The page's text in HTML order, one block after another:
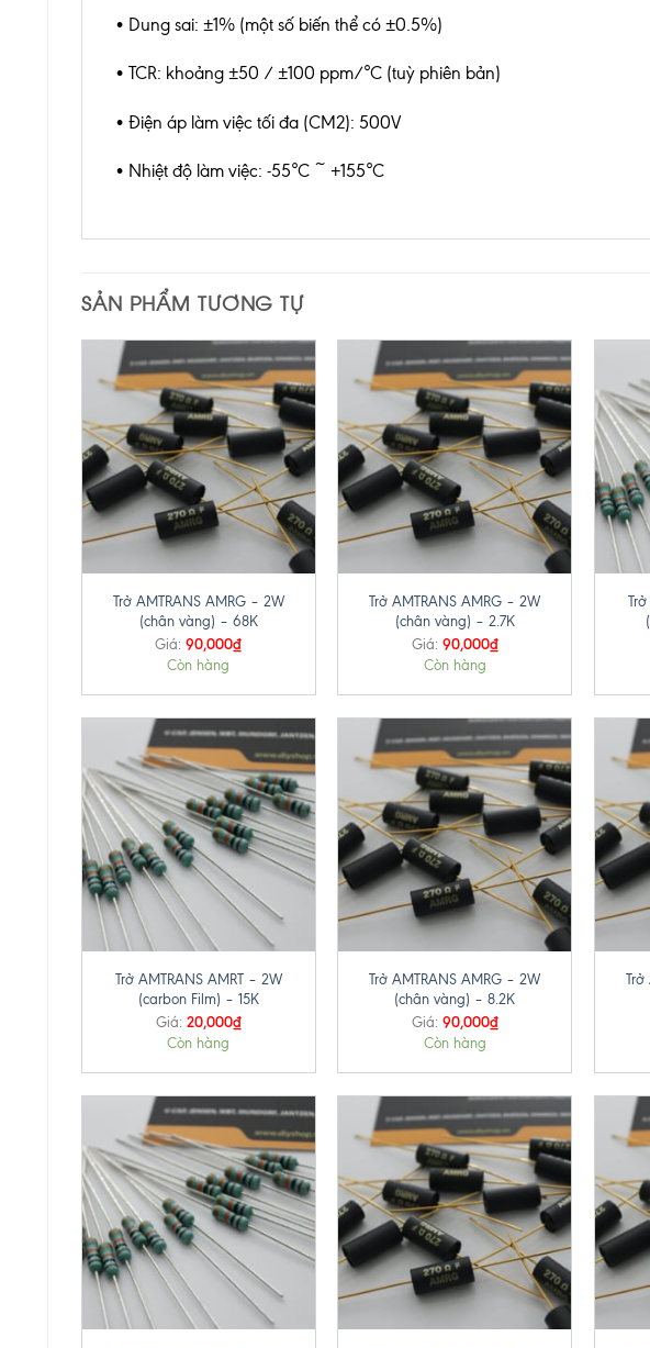
• Dung sai: ±1% (một số biến thể có ±0.5%)
• TCR: khoảng ±50 / ±100 ppm/°C (tuỳ phiên bản)
• Điện áp làm việc tối đa (CM2): 500V
• Nhiệt độ làm việc: -55°C ~ +155°C
SẢN PHẨM TƯƠNG TỰ
Trở AMTRANS AMRG – 2W
(chân vàng) – 68K
Giá: 90,000₫
Còn hàng
Trở AMTRANS AMRG – 2W
(chân vàng) – 2.7K
Giá: 90,000₫
Còn hàng
Trở AMTRANS AMRT – 2W
(carbon Film) – 15K
Giá: 20,000₫
Còn hàng
Trở AMTRANS AMRG – 2W
(chân vàng) – 8.2K
Giá: 90,000₫
Còn hàng
Trở